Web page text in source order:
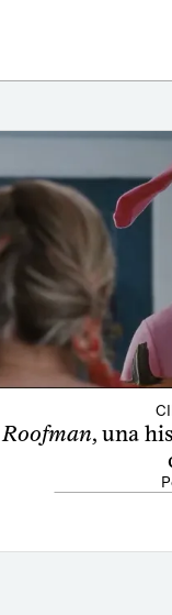
Roofman, una